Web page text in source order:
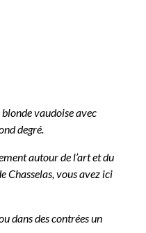
vaudoise avec
degré.
autour de l’art et du
Chasselas, vous avez ici
dans des contrées un